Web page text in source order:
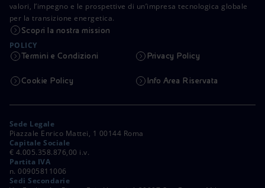
valori, l’impegno e le prospettive di un’impresa tecnologica globale
per la transizione energetica.
Scopri la nostra mission
POLICY
Termini e Condizioni Privacy Policy
Cookie Policy Info Area Riservata
Sede Legale
Piazzale Enrico Mattei, 1 00144 Roma
Capitale Sociale
€ 4.005.358.876,00 i.v.
Partita IVA
n. 00905811006
Sedi Secondarie